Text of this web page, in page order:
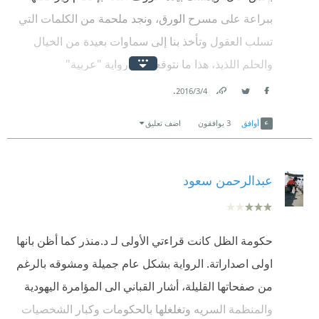
ببراعة على مسرح الورق، ونجد ملحمة من الكلمات التي
تسلب العقول وتأخذ بنا إلى سماوات بعيدة من الخيال
والحلم اللذيذ، هذا ما نتوقعه من رواية "عربية"
كانت هذه الرواية بعيدة كل البعد عن هذا التصنيف وهذه
الصفات، شعرت وأنا أقرؤها بأني أُمسك رواية مترجمة، ولا
يعيدني من إحساسي هذا إلى الواقع سوى الأسلوب
فقط!
بالتفكير أن الرواية بالأصل هي فن غربي، ولكن للرواية
العربية جذر كذلك لم يكن يسقي هذه الرواية أبداً.
أحسست جداً أن الكاتب متأثر بالكاتب الغربي "دان براون"
بل شعرت أنني أقرأ لبروان في بعض المقاطع فعلاً! هي
رواية تعتمد على خلق الإثارة وقد نجحت في ذلك، وعلى
4‏/3‏/2016
.
أوافق 3 يوافقون اضف تعليق
عبدالرحمن سعود
حكومة الظل كانت قراءتي الأولى لـ د.منذر كما أظن بانها
اولى اصداراتة. الرواية بشكل عام جميلة ومشوقه بالرغم
من صفحاتها القليلة، أشار القباني الى المؤامرة اليهودية
والمنظمة السريه وتغلغلها بالحكومات وكبار الشخصيات